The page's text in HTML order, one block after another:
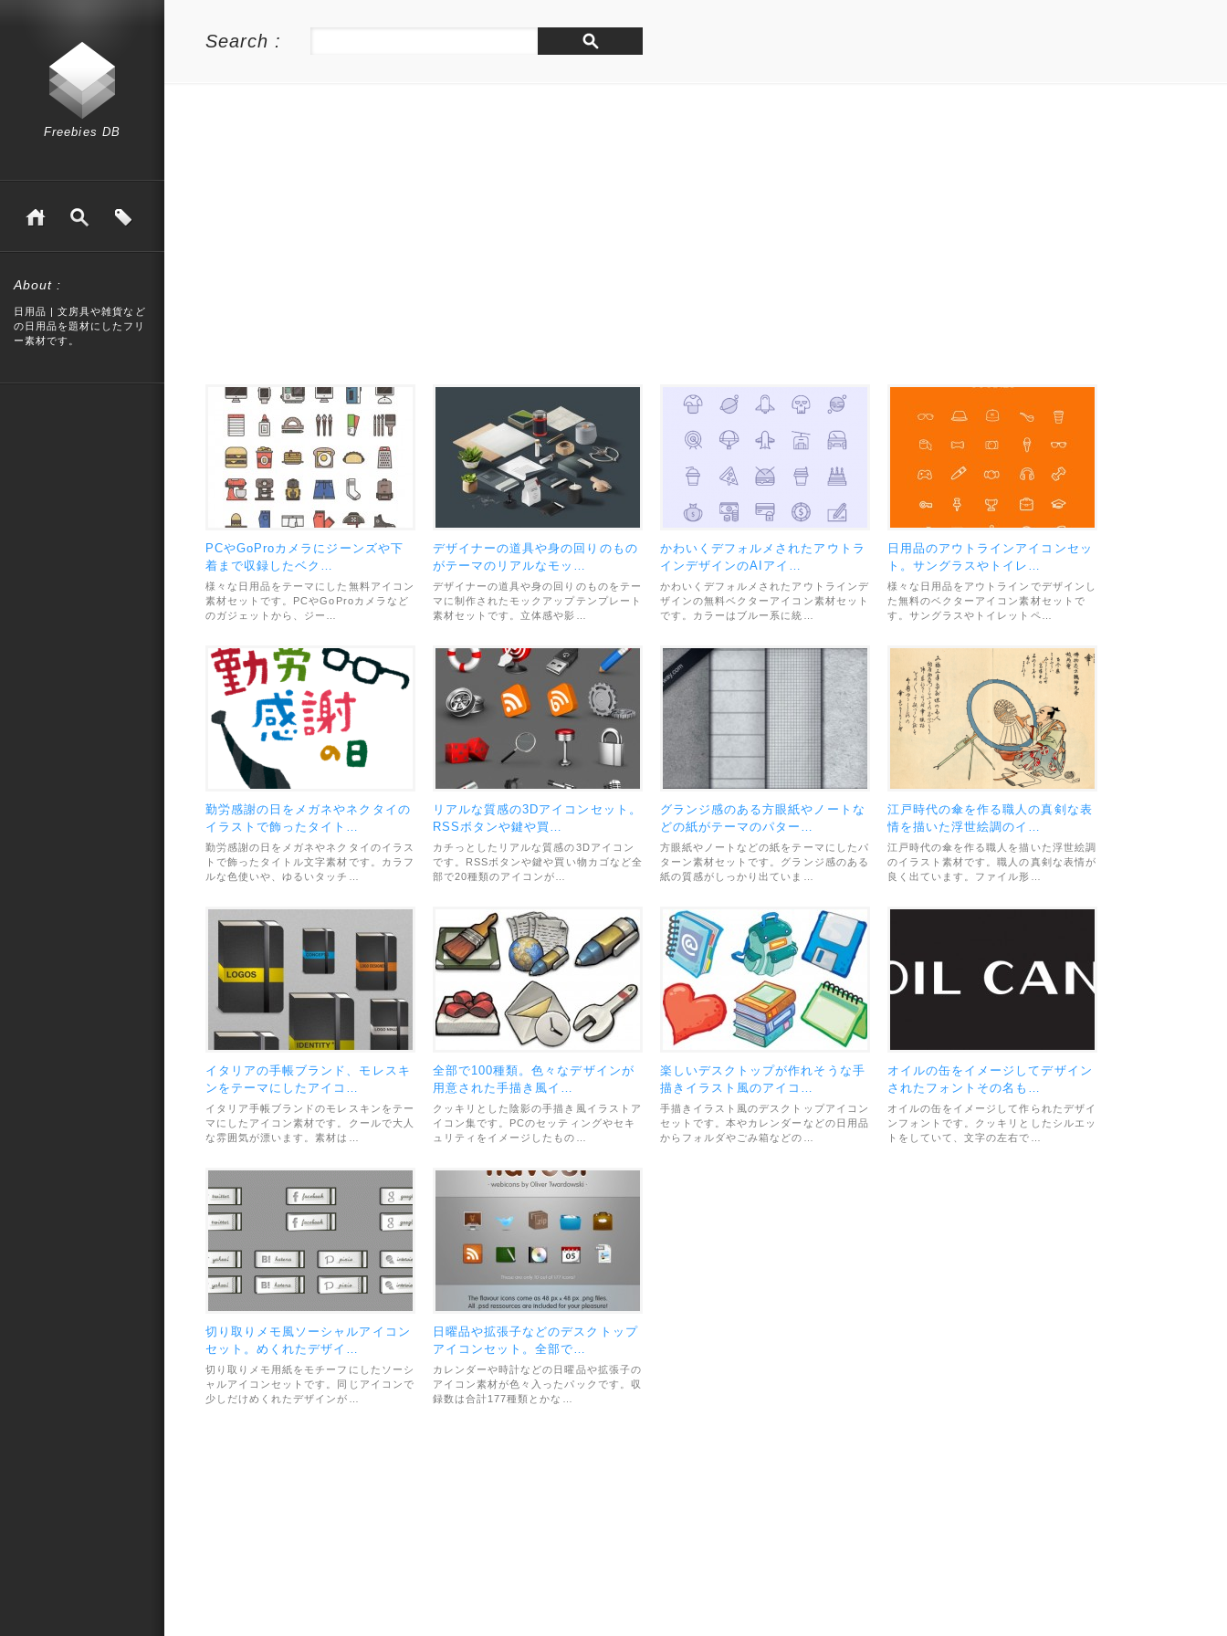
Freebies DB
About :
日用品 | 文房具や雑貨など
の日用品を題材にしたフリ
ー素材です。
Search :
PCやGoProカメラにジーンズや下
着まで収録したベク…
様々な日用品をテーマにした無料アイコン
素材セットです。PCやGoProカメラなど
のガジェットから、ジー…
デザイナーの道具や身の回りのもの
がテーマのリアルなモッ…
デザイナーの道具や身の回りのものをテー
マに制作されたモックアップテンプレート
素材セットです。立体感や影…
かわいくデフォルメされたアウトラ
インデザインのAIアイ…
かわいくデフォルメされたアウトラインデ
ザインの無料ベクターアイコン素材セット
です。カラーはブルー系に統…
日用品のアウトラインアイコンセッ
ト。サングラスやトイレ…
様々な日用品をアウトラインでデザインし
た無料のベクターアイコン素材セットで
す。サングラスやトイレットペ…
勤労感謝の日をメガネやネクタイの
イラストで飾ったタイト…
勤労感謝の日をメガネやネクタイのイラス
トで飾ったタイトル文字素材です。カラフ
ルな色使いや、ゆるいタッチ…
リアルな質感の3Dアイコンセット。
RSSボタンや鍵や買…
カチっとしたリアルな質感の3Dアイコン
です。RSSボタンや鍵や買い物カゴなど全
部で20種類のアイコンが…
グランジ感のある方眼紙やノートな
どの紙がテーマのパター…
方眼紙やノートなどの紙をテーマにしたパ
ターン素材セットです。グランジ感のある
紙の質感がしっかり出ていま…
江戸時代の傘を作る職人の真剣な表
情を描いた浮世絵調のイ…
江戸時代の傘を作る職人を描いた浮世絵調
のイラスト素材です。職人の真剣な表情が
良く出ています。ファイル形…
イタリアの手帳ブランド、モレスキ
ンをテーマにしたアイコ…
イタリア手帳ブランドのモレスキンをテー
マにしたアイコン素材です。クールで大人
な雰囲気が漂います。素材は…
全部で100種類。色々なデザインが
用意された手描き風イ…
クッキリとした陰影の手描き風イラストア
イコン集です。PCのセッティングやセキ
ュリティをイメージしたもの…
楽しいデスクトップが作れそうな手
描きイラスト風のアイコ…
手描きイラスト風のデスクトップアイコン
セットです。本やカレンダーなどの日用品
からフォルダやごみ箱などの…
オイルの缶をイメージしてデザイン
されたフォントその名も…
オイルの缶をイメージして作られたデザイ
ンフォントです。クッキリとしたシルエッ
トをしていて、文字の左右で…
切り取りメモ風ソーシャルアイコン
セット。めくれたデザイ…
切り取りメモ用紙をモチーフにしたソーシ
ャルアイコンセットです。同じアイコンで
少しだけめくれたデザインが…
日曜品や拡張子などのデスクトップ
アイコンセット。全部で…
カレンダーや時計などの日曜品や拡張子の
アイコン素材が色々入ったパックです。収
録数は合計177種類とかな…